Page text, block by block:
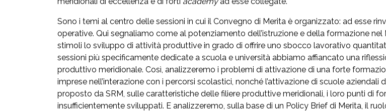
Sono i temi al centro delle sessioni in cui il Convegno di Merita è organizzato: ad esse
operative. Qui segnaliamo come al potenziamento dell’istruzione e della formazione
stimoli lo sviluppo di attività produttive in grado di offrire uno sbocco lavorativo
sessioni più specificamente dedicate a scuola e università abbiamo affiancato una
produttivo meridionale. Così, analizzeremo i problemi di attivazione di una forte
imprese nell’interazione con i percorsi scolastici, nonché l’attivazione di scuole
proposto da SRM, sulle caratteristiche delle filiere produttive meridionali, i loro punti di
insufficientemente sviluppati. E analizzeremo, sulla base di un Policy Brief di Merita, il